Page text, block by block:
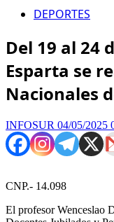
DEPORTES
Del 19 al 24
Esparta se
Nacionales
INFOSUR 04/05/2025
CNP.- 14.098
El profesor Wenceslao